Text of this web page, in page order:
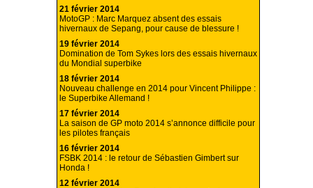
21 février 2014
MotoGP : Marc Marquez absent des essais
hivernaux de Sepang, pour cause de blessure !
19 février 2014
Domination de Tom Sykes lors des essais hivernaux
du Mondial superbike
18 février 2014
Nouveau challenge en 2014 pour Vincent Philippe :
le Superbike Allemand !
17 février 2014
La saison de GP moto 2014 s’annonce difficile pour
les pilotes français
16 février 2014
FSBK 2014 : le retour de Sébastien Gimbert sur
Honda !
12 février 2014